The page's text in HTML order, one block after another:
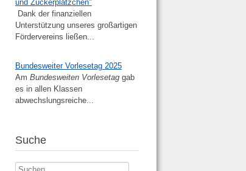
und Zuckerplätzchen"
Dank der finanziellen
Unterstützung unseres großartigen
Fördervereins ließen...
Bundesweiter Vorlesetag 2025
Am Bundesweiten Vorlesetaggab
es in allen Klassen
abwechslungsreiche...
Suche
Suchen